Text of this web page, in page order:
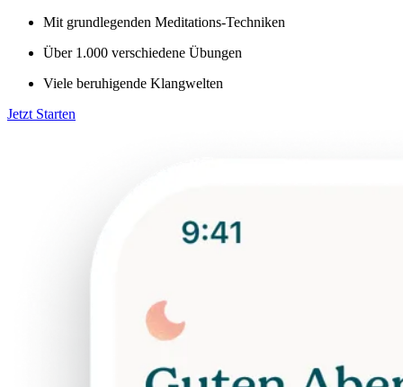
Mit grundlegenden Meditations-Techniken
Über 1.000 verschiedene Übungen
Viele beruhigende Klangwelten
Jetzt Starten